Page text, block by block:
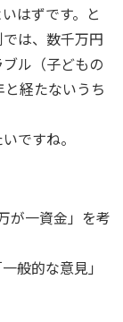
はずです。と
は、数千万円
ル（子どもの
経たないうち
ですね。
が一資金」を考
般的な意見」